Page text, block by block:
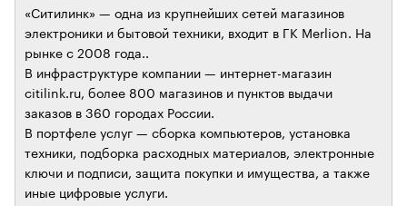
«Ситилинк» — одна из крупнейших сетей магазинов
электроники и бытовой техники, входит в ГК Merlion. На
рынке с 2008 года..
В инфраструктуре компании — интернет-магазин
citilink.ru, более 800 магазинов и пунктов выдачи
заказов в 360 городах России.
В портфеле услуг — сборка компьютеров, установка
техники, подборка расходных материалов, электронные
ключи и подписи, защита покупки и имущества, а также
иные цифровые услуги.